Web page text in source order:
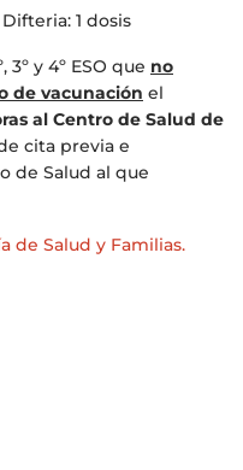
1 dosis
3º y 4º ESO que no
de vacunación el
al Centro de Salud de
cita previa e
de Salud al que
de Salud y Familias.